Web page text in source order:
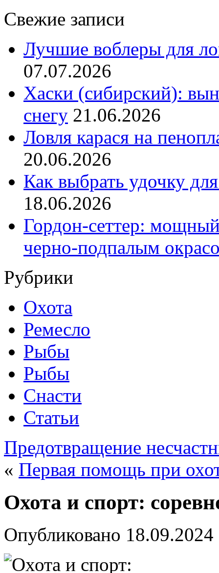
Свежие записи
Лучшие воблеры для
07.07.2026
Хаски (сибирский):
снегу 21.06.2026
Ловля карася на
20.06.2026
Как выбрать удочку
18.06.2026
Гордон-сеттер:
черно-подпалым
Рубрики
Охота
Ремесло
Рыбы
Рыбы
Снасти
Статьи
Предотвращение
« Первая помощь при
Охота и спорт:
Опубликовано 18.09.2024